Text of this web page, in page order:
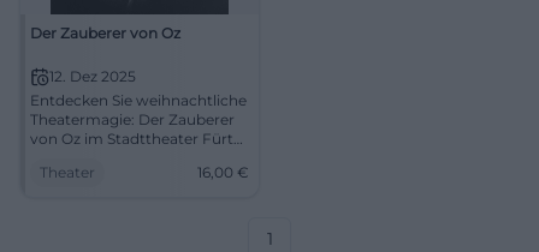
Der Zauberer von Oz
12. Dez 2025
Entdecken Sie weihnachtliche
Theatermagie: Der Zauberer
von Oz im Stadttheater Fürth
sinnliche Bilder und ein
Theater 16,00 €
1